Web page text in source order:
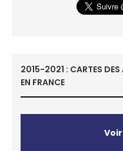
2015-2021 : CARTES
EN FRANCE